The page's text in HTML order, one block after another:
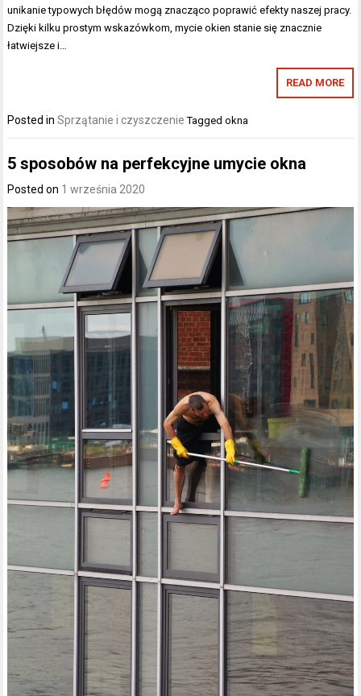
unikanie typowych błędów mogą znacząco poprawić efekty naszej pracy.
Dzięki kilku prostym wskazówkom, mycie okien stanie się znacznie
łatwiejsze i…
READ MORE
Posted inSprzątanie i czyszczenie Taggedokna
5 sposobów na perfekcyjne umycie okna
Posted on 1 września 2020